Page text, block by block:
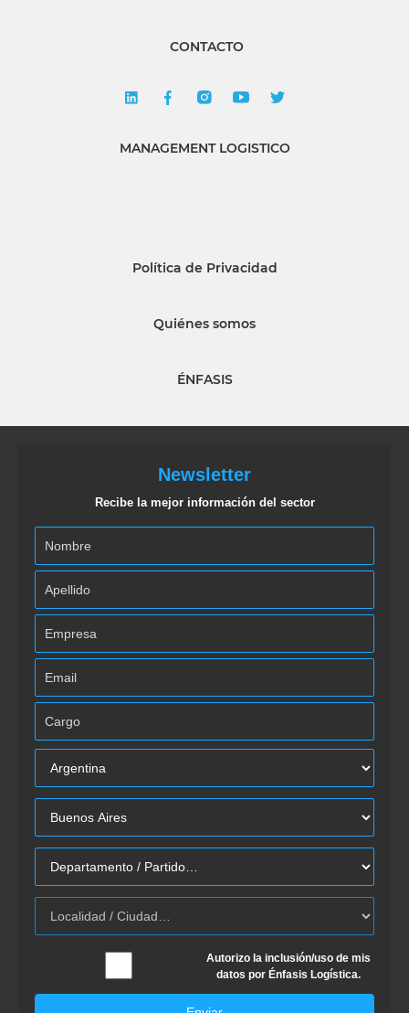
CONTACTO
MANAGEMENT LOGISTICO
Política de Privacidad
Quiénes somos
ÉNFASIS
Newsletter
Recibe la mejor información del sector
Autorizo la inclusión/uso de mis
datos por Énfasis Logística.